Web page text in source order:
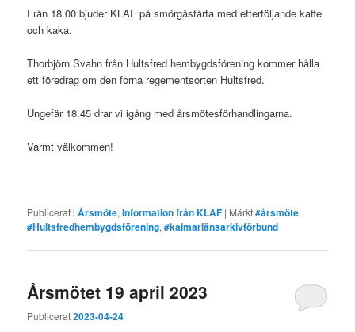
Från 18.00 bjuder KLAF på smörgåstårta med efterföljande kaffe
och kaka.
Thorbjörn Svahn från Hultsfred hembygdsförening kommer hålla
ett föredrag om den forna regementsorten Hultsfred.
Ungefär 18.45 drar vi igång med årsmötesförhandlingarna.
Varmt välkommen!
Publicerat i Årsmöte,Information från KLAF | Märkt#årsmöte,
#Hultsfredhembygdsförening,#kalmarlänsarkivförbund
Årsmötet 19 april 2023
Publicerat2023-04-24